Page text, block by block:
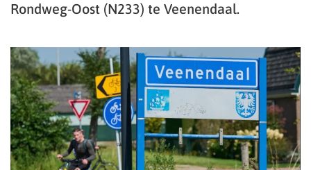
Rondweg-Oost (N233) te Veenendaal.